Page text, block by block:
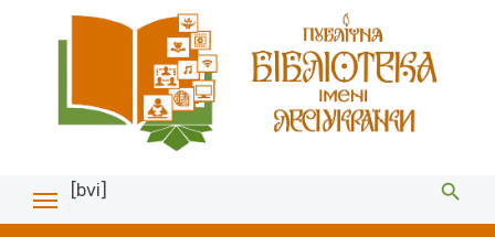
[bvi]